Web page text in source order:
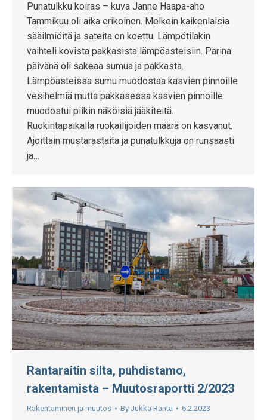
Punatulkku koiras – kuva Janne Haapa-aho
Tammikuu oli aika erikoinen. Melkein kaikenlaisia
sääilmiöitä ja sateita on koettu. Lämpötilakin
vaihteli kovista pakkasista lämpöasteisiin. Parina
päivänä oli sakeaa sumua ja pakkasta.
Lämpöasteissa sumu muodostaa kasvien pinnoille
vesihelmiä mutta pakkasessa kasvien pinnoille
muodostui piikin näköisiä jääkiteitä.
Ruokintapaikalla ruokailijoiden määrä on kasvanut.
Ajoittain mustarastaita ja punatulkkuja on runsaasti
ja…
Rantaraitin silta, puhdistamo,
rakentamista – Muutosraportti 2/2023
Rakentaminen ja muutos By Jukka Ranta 6.2.2023